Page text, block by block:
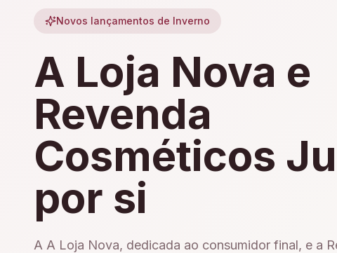
Novos lançamentos de Inverno
A Loja Nova e
Revenda
Cosméticos
por si
A A Loja Nova, dedicada ao consumidor final, e a